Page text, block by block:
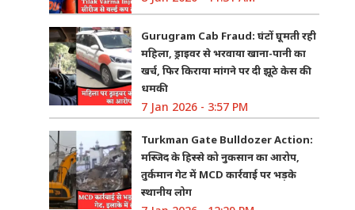
Gurugram Cab Fraud: घंटों घूमती रही
महिला, ड्राइवर से भरवाया खाना-पानी का
खर्च, फिर किराया मांगने पर दी झूठे केस की
धमकी
7 Jan 2026 - 3:57 PM
Turkman Gate Bulldozer Action:
मस्जिद के हिस्से को नुकसान का आरोप,
तुर्कमान गेट में MCD कार्रवाई पर भड़के
स्थानीय लोग